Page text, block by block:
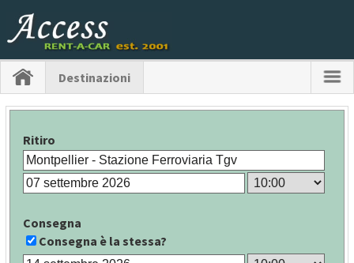
Destinazioni
Ritiro
Consegna
Consegna è la stessa?